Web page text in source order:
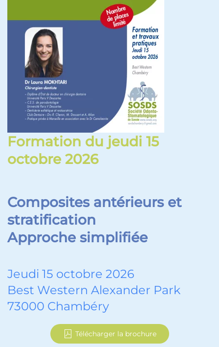
Formation du jeudi 15
octobre 2026
Composites antérieurs et
stratification
Approche simplifiée
Jeudi 15 octobre 2026
Best Western Alexander Park
73000 Chambéry
Télécharger la brochure